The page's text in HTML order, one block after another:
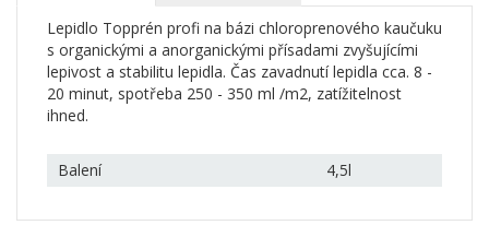
Lepidlo Topprén profi na bázi chloroprenového kaučuku
s organickými a anorganickými přísadami zvyšujícími
lepivost a stabilitu lepidla. Čas zavadnutí lepidla cca. 8 -
20 minut, spotřeba 250 - 350 ml /m2, zatížitelnost
ihned.
Balení 4,5l